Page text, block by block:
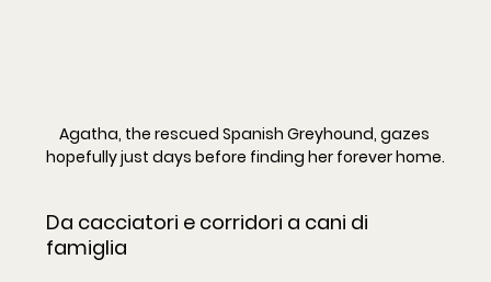
Agatha, the rescued Spanish Greyhound, gazes
hopefully just days before finding her forever home.
Da cacciatori e corridori a cani di
famiglia